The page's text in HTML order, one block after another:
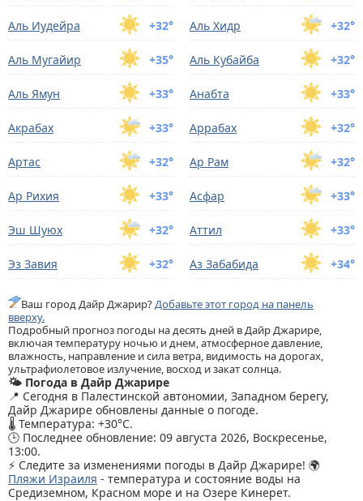
+32°
Аль Иудейра +32°
Аль Хидр
+35°
Аль Мугайир +32°
Аль Кубайба
+33°
Аль Ямун +33°
Анабта
+33°
Акрабах +32°
Аррабах
+32°
Артас +32°
Ар Рам
+33°
Ар Рихия +33°
Асфар
+32°
Эш Шуюх +33°
Аттил
+32°
Эз Завия +34°
Аз Забабида
Ваш город Дайр Джарир?Добавьте этот город на панель
вверху.
Подробный прогноз погоды на десять дней в Дайр Джарире,
включая температуру ночью и днем, атмосферное давление,
влажность, направление и сила ветра, видимость на дорогах,
ультрафиолетовое излучение, восход и закат солнца.
🌤️ Погода в Дайр Джарире
📍 Сегодня в Палестинской автономии, Западном берегу,
Дайр Джарире обновлены данные о погоде.
🌡️ Температура: +30°C.
🕒 Последнее обновление: 09 августа 2026, Воскресенье,
13:00.
⚡ Следите за изменениями погоды в Дайр Джарире! 🌍
Пляжи Израиля - температура и состояние воды на
Средиземном, Красном море и на Озере Кинерет.